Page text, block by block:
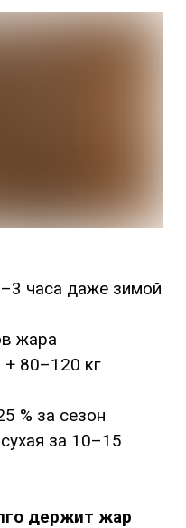
часа даже зимой
жара
+ 80–120 кг
% за сезон
за 10–15
держит жар